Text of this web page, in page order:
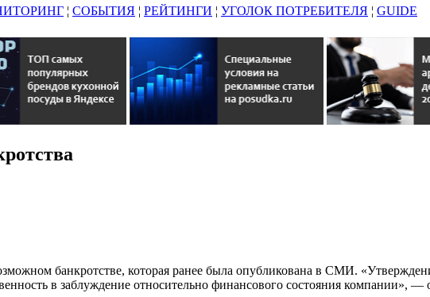
¦ СОБЫТИЯ ¦ РЕЙТИНГИ ¦ УГОЛОК ПОТРЕБИТЕЛЯ ¦ GUIDE
банкротстве, которая ранее была опубликована в СМИ.
в заблуждение относительно финансового состояния компании»,